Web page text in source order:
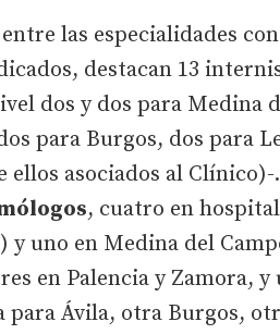
las especialidades
destacan 13
dos y dos para Medina
para Burgos, dos para
ellos asociados al
, cuatro en
y uno en Medina del
en Palencia y Zamora,
para Ávila, otra Burgos,